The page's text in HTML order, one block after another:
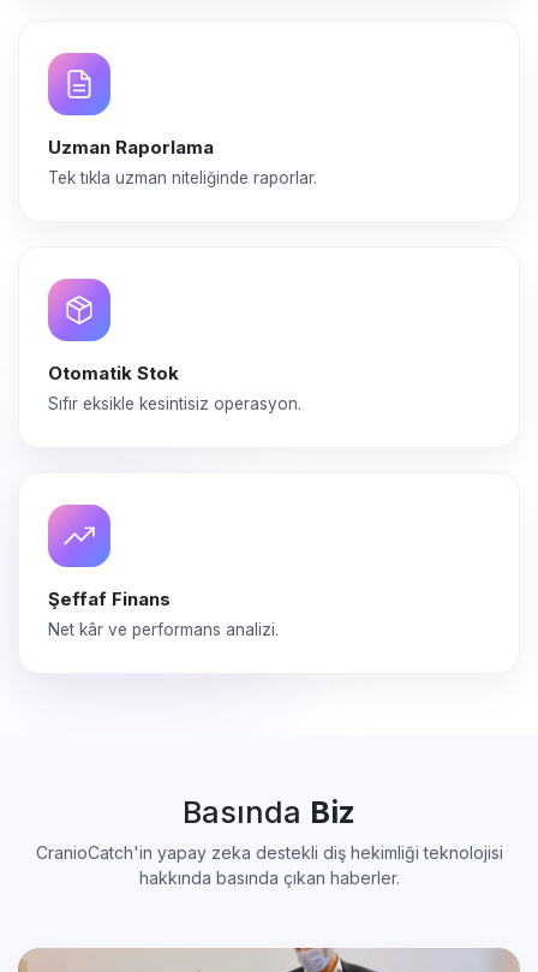
Uzman Raporlama
Tek tıkla uzman niteliğinde raporlar.
Otomatik Stok
Sıfır eksikle kesintisiz operasyon.
Şeffaf Finans
Net kâr ve performans analizi.
Basında Biz
CranioCatch'in yapay zeka destekli diş hekimliği teknolojisi
hakkında basında çıkan haberler.